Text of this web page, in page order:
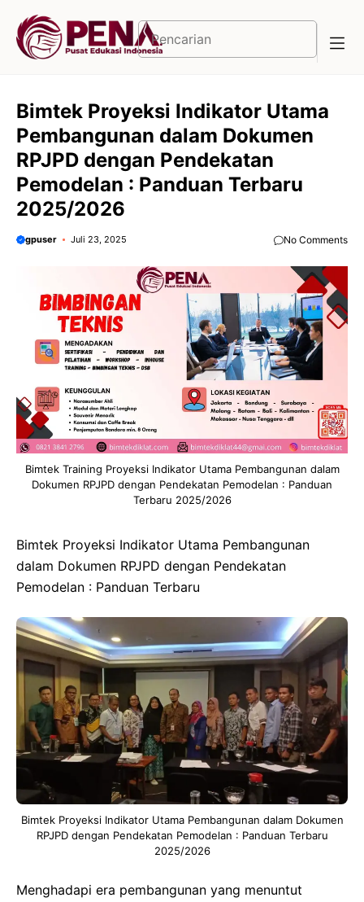
Cari
Bimtek Proyeksi Indikator Utama
Pembangunan dalam Dokumen
RPJPD dengan Pendekatan
Pemodelan : Panduan Terbaru
2025/2026
gpuser Juli 23, 2025 No Comments
Bimtek Training Proyeksi Indikator Utama Pembangunan dalam
Dokumen RPJPD dengan Pendekatan Pemodelan : Panduan
Terbaru 2025/2026
Bimtek Proyeksi Indikator Utama Pembangunan
dalam Dokumen RPJPD dengan Pendekatan
Pemodelan : Panduan Terbaru
Bimtek Proyeksi Indikator Utama Pembangunan dalam Dokumen
RPJPD dengan Pendekatan Pemodelan : Panduan Terbaru
2025/2026
Menghadapi era pembangunan yang menuntut